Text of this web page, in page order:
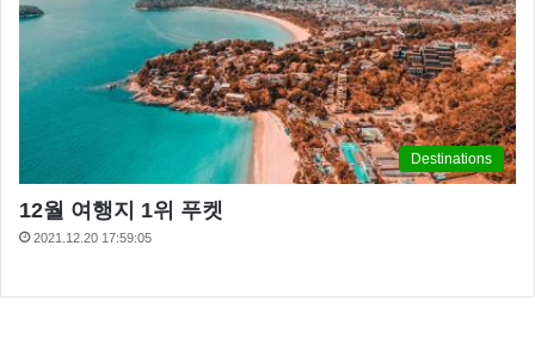
Destinations
12월 여행지 1위 푸켓
2021.12.20 17:59:05